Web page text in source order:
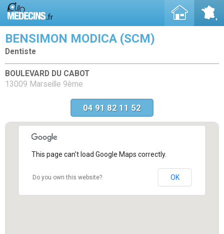
BENSIMON MODICA (SCM)
Dentiste
BOULEVARD DU CABOT
13009 Marseille 9ème
04 91 82 11 52
This page can't load Google Maps correctly.
Do you own this website? OK